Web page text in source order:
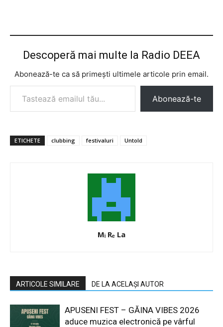
Descoperă mai multe la Radio DEEA
Abonează-te ca să primești ultimele articole prin email.
Tastează emailul tău...
Abonează-te
ETICHETE clubbing festivaluri Untold
Mᵢ Rₑ La
ARTICOLE SIMILARE DE LA ACELAȘI AUTOR
APUSENI FEST – GĂINA VIBES 2026
aduce muzica electronică pe vârful